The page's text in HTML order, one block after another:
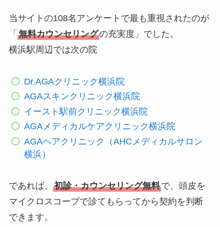
当サイトの108名アンケートで最も重視されたのが
「 無料カウンセリングの充実度」でした。
横浜駅周辺では次の院
Dr.AGAクリニック横浜院
AGAスキンクリニック横浜院
イースト駅前クリニック横浜院
AGAメディカルケアクリニック横浜院
AGAヘアクリニック（AHCメディカルサロン
横浜）
であれば、 初診・カウンセリング無料で、頭皮を
マイクロスコープで診てもらってから契約を判断
できます。